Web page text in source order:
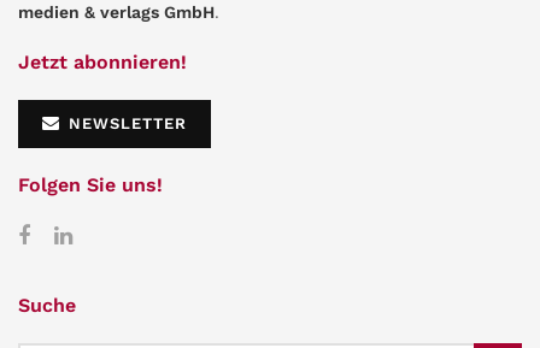
medien & verlags GmbH.
Jetzt abonnieren!
NEWSLETTER
Folgen Sie uns!
Suche